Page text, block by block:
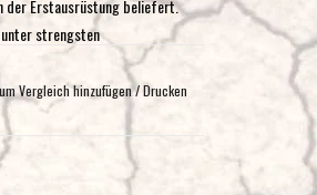
der Erstausrüstung beliefert.
strengsten
dieselben
der besagten deutschen
Vergleich hinzufügen/Drucken